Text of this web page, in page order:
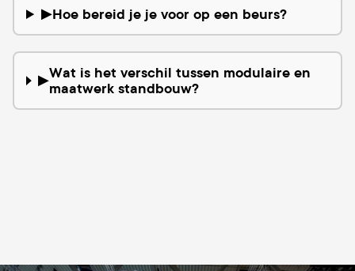
▶Hoe bereid je je voor op een beurs?
▶Wat is het verschil tussen modulaire en
maatwerk standbouw?